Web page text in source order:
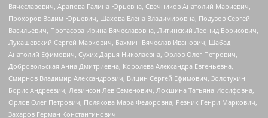
Вячеславович, Арапова Галина Юрьевна, Свечников Анатолий Мариевич,
Прохоров Вадим Юрьевич, Шахова Елена Владимировна, Подузов Сергей
Васильевич, Протасова Ирина Вячеславовна, Литинский Леонид Борисович,
Лукашевский Сергей Маркович, Бахмин Вячеслав Иванович, Шабад
Анатолий Ефимович, Сухих Дарья Николаевна, Орлов Олег Петрович,
Добровольская Анна Дмитриевна, Королева Александра Евгеньевна,
Смирнов Владимир Александрович, Вицин Сергей Ефимович, Золотухин
Борис Андреевич, Левинсон Лев Семенович, Локшина Татьяна Иосифовна,
Орлов Олег Петрович, Полякова Мара Федоровна, Резник Генри Маркович,
Захаров Герман Константинович